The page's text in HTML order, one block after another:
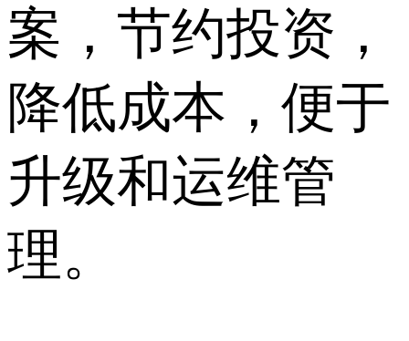
案，节约投资，
降低成本，便于
升级和运维管
理。